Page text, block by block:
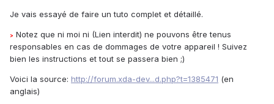
Je vais essayé de faire un tuto complet et détaillé.
> Notez que ni moi ni (Lien interdit) ne pouvons être tenus
responsables en cas de dommages de votre appareil ! Suivez
bien les instructions et tout se passera bien ;)
Voici la source: http://forum.xda-dev...d.php?t=1385471 (en
anglais)